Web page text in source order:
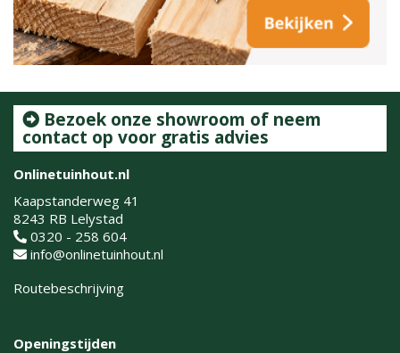
Bezoek onze showroom of neem
contact op voor gratis advies
Onlinetuinhout.nl
Kaapstanderweg 41
8243 RB Lelystad
0320 - 258 604
info@onlinetuinhout.nl
Routebeschrijving
Openingstijden